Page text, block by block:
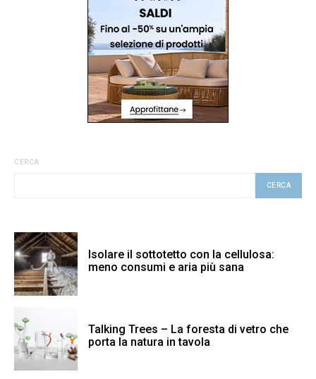
CERCA
CERCA
Isolare il sottotetto con la cellulosa:
meno consumi e aria più sana
Talking Trees – La foresta di vetro che
porta la natura in tavola